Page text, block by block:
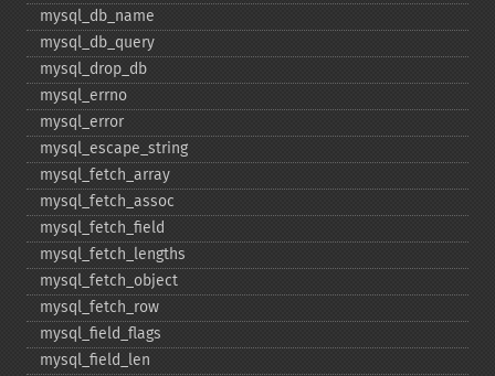
mysql_​db_​name
mysql_​db_​query
mysql_​drop_​db
mysql_​errno
mysql_​error
mysql_​escape_​string
mysql_​fetch_​array
mysql_​fetch_​assoc
mysql_​fetch_​field
mysql_​fetch_​lengths
mysql_​fetch_​object
mysql_​fetch_​row
mysql_​field_​flags
mysql_​field_​len